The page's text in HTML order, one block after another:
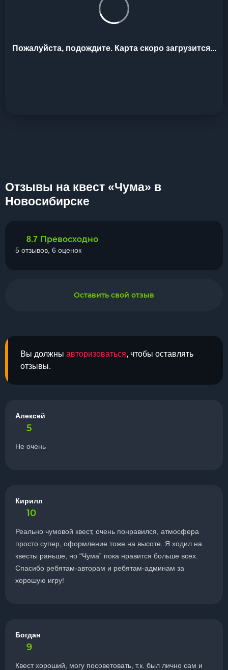
Пожалуйста, подождите. Карта скоро загрузится...
Отзывы на квест «Чума» в
Новосибирске
Вы должны авторизоваться, чтобы оставлять
отзывы.
Алексей
5
Не очень
Кирилл
10
Реально чумовой квест, очень понравился, атмосфера
просто супер, оформление тоже на высоте. Я ходил на
квесты раньше, но “Чума” пока нравится больше всех.
Спасибо ребятам-авторам и ребятам-админам за
хорошую игру!
Богдан
9
Квест хороший, могу посоветовать, т.к. был лично сам и
8.7 Превосходно
5 отзывов, 6 оценок
Оставить свой отзыв